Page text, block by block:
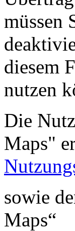
müssen
diesem
nutzen
Die
Maps"
sowie
Maps“